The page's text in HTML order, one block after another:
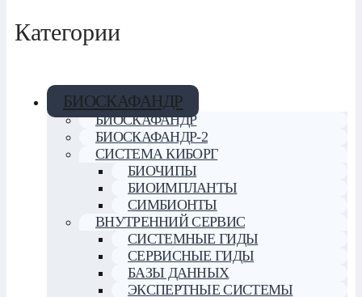
Категории
БИОСКАФАНДР
БИОСКАФАНДР
БИОСКАФАНДР-2
СИСТЕМА КИБОРГ
БИОЧИПЫ
БИОИМПЛАНТЫ
СИМБИОНТЫ
ВНУТРЕННИЙ СЕРВИС
СИСТЕМНЫЕ ГИДЫ
СЕРВИСНЫЕ ГИДЫ
БАЗЫ ДАННЫХ
ЭКСПЕРТНЫЕ СИСТЕМЫ